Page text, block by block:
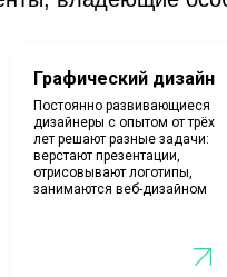
Графический дизайн
Постоянно развивающиеся
дизайнеры с опытом от трёх
лет решают разные задачи:
верстают презентации,
отрисовывают логотипы,
занимаются веб-дизайном